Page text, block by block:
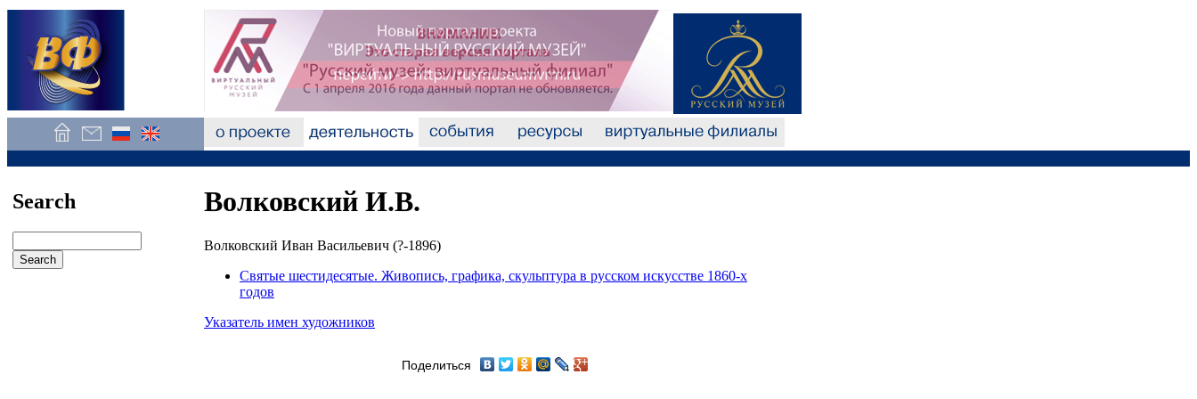
Search Волковский И.В.
Волковский Иван Васильевич (?-1896)
Святые шестидесятые. Живопись, графика, скульптура в русском искусстве 1860-х
годов
Указатель имен художников
Поделиться